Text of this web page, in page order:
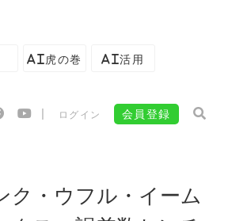
AI虎の巻 AI活用
ログイン 会員登録
ク・ウフル・イーム